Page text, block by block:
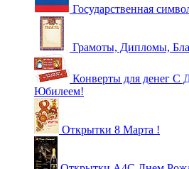
Государственная
Грамоты, Дипломы,
Конверты для денег С
Юбилеем!
Открытки 8 Марта !